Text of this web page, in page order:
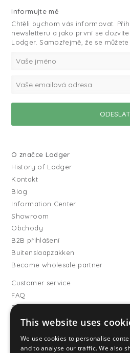
Informujte mě
Chtěli bychom vás informovat.
newsletteru a jako první se
Lodger. Samozřejmě, že se
O značce Lodger
History of Lodger
Kontakt
Blog
Information Center
Showroom
Obchody
B2B přihlášení
Buitenslaapzakken
Become wholesale partner
Customer service
FAQ
Shipping
Vrácení
Všeobecné obchodní
This website uses
We use cookies to personalise
and to analyse our traffic. We also